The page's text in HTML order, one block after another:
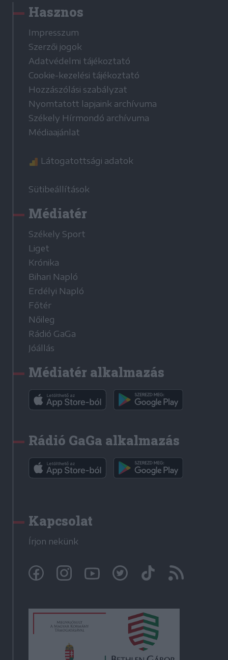
Hasznos
Impresszum
Szerzői jogok
Adatvédelmi tájékoztató
Cookie-kezelési tájékoztató
Hozzászólási szabályzat
Nyomtatott lapjaink archívuma
Székely Hírmondó archívuma
Médiaajánlat
Látogatottsági adatok
Sütibeállítások
Médiatér
Székely Sport
Liget
Krónika
Bihari Napló
Erdélyi Napló
Főtér
Nőileg
Rádió GaGa
Jóállás
Médiatér alkalmazás
Rádió GaGa alkalmazás
Kapcsolat
Írjon nekünk